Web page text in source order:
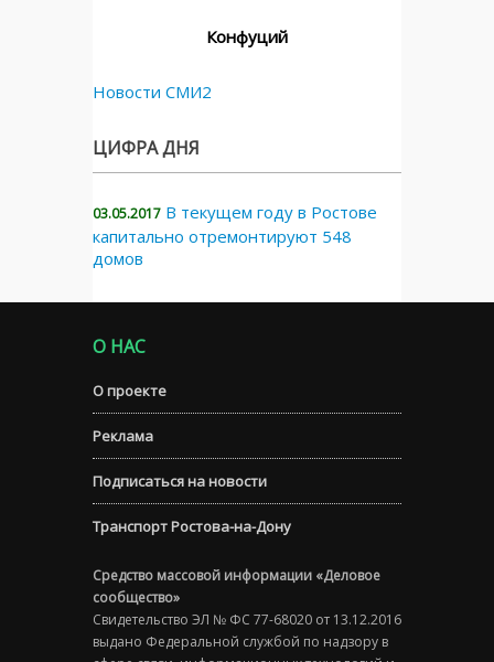
Конфуций
Новости СМИ2
ЦИФРА ДНЯ
03.05.2017 В текущем году в Ростове
капитально отремонтируют 548
домов
О НАС
О проекте
Реклама
Подписаться на новости
Транспорт Ростова-на-Дону
Средство массовой информации «Деловое
сообщество»
Свидетельство ЭЛ № ФС 77-68020 от 13.12.2016
выдано Федеральной службой по надзору в